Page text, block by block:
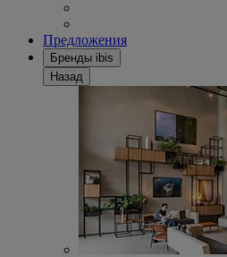
Предложения
Бренды ibis
Назад